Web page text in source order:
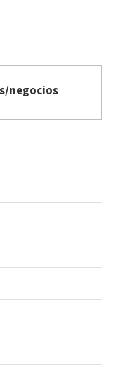
negocios